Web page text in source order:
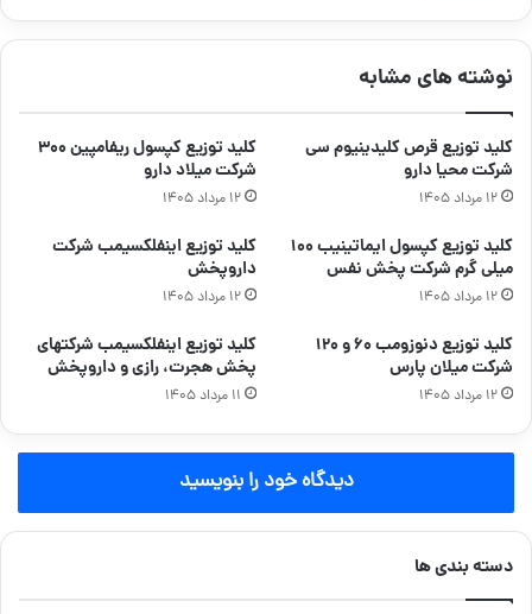
نوشته های مشابه
کلید توزیع قرص کلیدینیوم سی
شرکت محیا دارو
۱۲ مرداد ۱۴۰۵
کلید توزیع کپسول ریفامپین ۳۰۰
شرکت میلاد دارو
۱۲ مرداد ۱۴۰۵
کلید توزیع کپسول ایماتینیب ۱۰۰
میلی گرم شرکت پخش نفس
۱۲ مرداد ۱۴۰۵
کلید توزیع اینفلکسیمب شرکت
داروپخش
۱۲ مرداد ۱۴۰۵
کلید توزیع دنوزومب ۶۰ و ۱۲۰
شرکت میلان پارس
۱۲ مرداد ۱۴۰۵
کلید توزیع اینفلکسیمب شرکتهای
پخش هجرت، رازی و داروپخش
۱۱ مرداد ۱۴۰۵
دیدگاه خود را بنویسید
دسته بندی ها